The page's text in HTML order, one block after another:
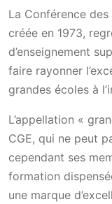
La Conférence
créée en 1973,
d’enseignement
faire rayonner
grandes écoles à
L’appellation «
CGE, qui ne peut
cependant ses
formation
une marque